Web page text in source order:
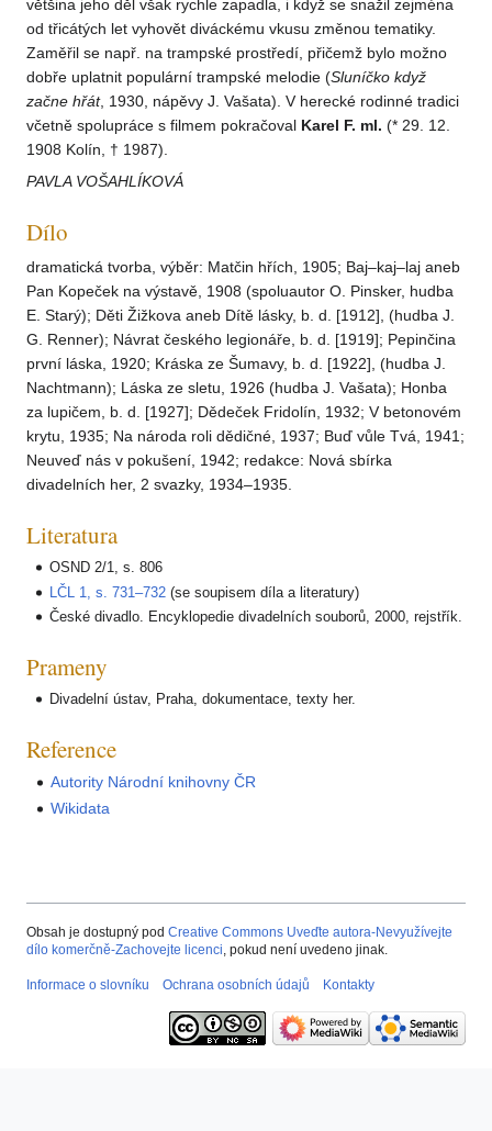
většina jeho děl však rychle zapadla, i když se snažil zejména
od třicátých let vyhovět diváckému vkusu změnou tematiky.
Zaměřil se např. na trampské prostředí, přičemž bylo možno
dobře uplatnit populární trampské melodie (Sluníčko když
začne hřát, 1930, nápěvy J. Vašata). V herecké rodinné tradici
včetně spolupráce s filmem pokračoval Karel F. ml. (* 29. 12.
1908 Kolín, † 1987).
PAVLA VOŠAHLÍKOVÁ
Dílo
dramatická tvorba, výběr: Matčin hřích, 1905; Baj–kaj–laj aneb
Pan Kopeček na výstavě, 1908 (spoluautor O. Pinsker, hudba
E. Starý); Děti Žižkova aneb Dítě lásky, b. d. [1912], (hudba J.
G. Renner); Návrat českého legionáře, b. d. [1919]; Pepinčina
první láska, 1920; Kráska ze Šumavy, b. d. [1922], (hudba J.
Nachtmann); Láska ze sletu, 1926 (hudba J. Vašata); Honba
za lupičem, b. d. [1927]; Dědeček Fridolín, 1932; V betonovém
krytu, 1935; Na národa roli dědičné, 1937; Buď vůle Tvá, 1941;
Neuveď nás v pokušení, 1942; redakce: Nová sbírka
divadelních her, 2 svazky, 1934–1935.
Literatura
OSND 2/1, s. 806
LČL 1, s. 731–732 (se soupisem díla a literatury)
České divadlo. Encyklopedie divadelních souborů, 2000, rejstřík.
Prameny
Divadelní ústav, Praha, dokumentace, texty her.
Reference
Autority Národní knihovny ČR
Wikidata
Obsah je dostupný pod Creative Commons Uveďte autora-Nevyužívejte
dílo komerčně-Zachovejte licenci, pokud není uvedeno jinak.
Informace o slovníku Ochrana osobních údajů Kontakty